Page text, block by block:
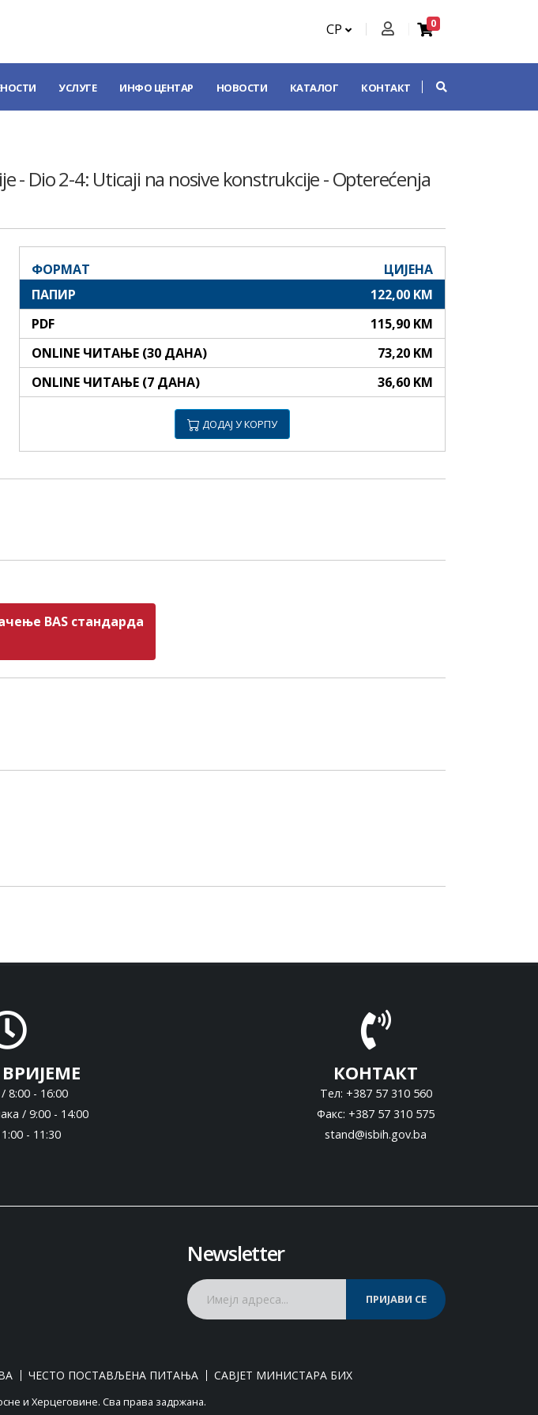
СР 0
УСЛУГЕ ИНФО ЦЕНТАР НОВОСТИ КАТАЛОГ КОНТАКТ
- Dio 2-4: Uticaji na nosive konstrukcije - Opterećenja
ФОРМАТ
ЦИЈЕНА
ПАПИР
122,00 KM
PDF
115,90 KM
ONLINE ЧИТАЊЕ (30 ДАНА)
73,20 KM
ONLINE ЧИТАЊЕ (7 ДАНА)
36,60 KM
ДОДАЈ У КОРПУ
BAS стандарда
8:00 - 16:00
/ 9:00 - 14:00
- 11:30
КОНТАКТ
Тел: +387 57 310 560
Факс: +387 57 310 575
stand@isbih.gov.ba
Newsletter
ПРИЈАВИ СЕ
ЧЕСТО ПОСТАВЉЕНА ПИТАЊА САВЈЕТ МИНИСТАРА БИХ
и Херцеговине. Сва права задржана.